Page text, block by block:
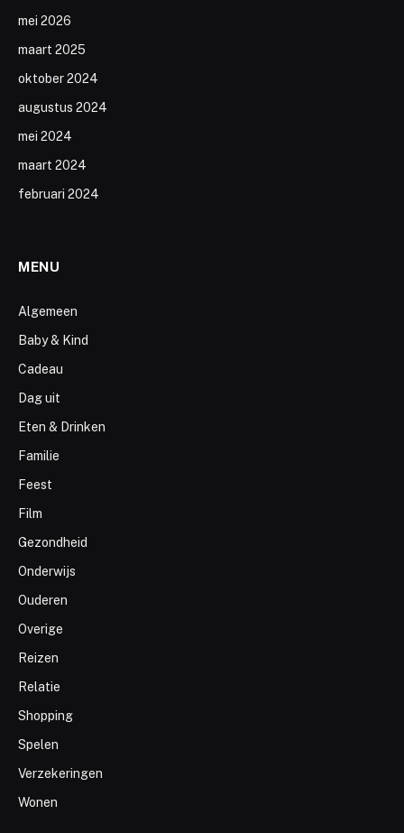
mei 2026
maart 2025
oktober 2024
augustus 2024
mei 2024
maart 2024
februari 2024
MENU
Algemeen
Baby & Kind
Cadeau
Dag uit
Eten & Drinken
Familie
Feest
Film
Gezondheid
Onderwijs
Ouderen
Overige
Reizen
Relatie
Shopping
Spelen
Verzekeringen
Wonen